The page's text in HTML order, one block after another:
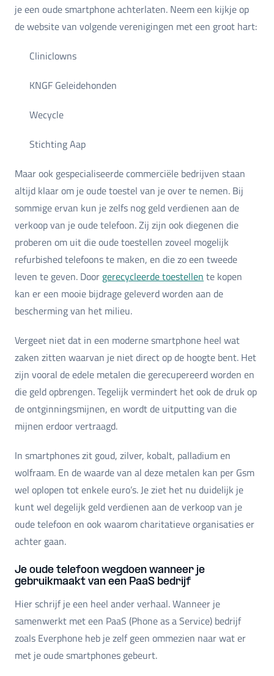
je een oude smartphone achterlaten. Neem een kijkje op
de website van volgende verenigingen met een groot hart:
Cliniclowns
KNGF Geleidehonden
Wecycle
Stichting Aap
Maar ook gespecialiseerde commerciële bedrijven staan
altijd klaar om je oude toestel van je over te nemen. Bij
sommige ervan kun je zelfs nog geld verdienen aan de
verkoop van je oude telefoon. Zij zijn ook diegenen die
proberen om uit die oude toestellen zoveel mogelijk
refurbished telefoons te maken, en die zo een tweede
leven te geven. Door gerecycleerde toestellen te kopen
kan er een mooie bijdrage geleverd worden aan de
bescherming van het milieu.
Vergeet niet dat in een moderne smartphone heel wat
zaken zitten waarvan je niet direct op de hoogte bent. Het
zijn vooral de edele metalen die gerecupereerd worden en
die geld opbrengen. Tegelijk vermindert het ook de druk op
de ontginningsmijnen, en wordt de uitputting van die
mijnen erdoor vertraagd.
In smartphones zit goud, zilver, kobalt, palladium en
wolfraam. En de waarde van al deze metalen kan per Gsm
wel oplopen tot enkele euro’s. Je ziet het nu duidelijk je
kunt wel degelijk geld verdienen aan de verkoop van je
oude telefoon en ook waarom charitatieve organisaties er
achter gaan.
Je oude telefoon wegdoen wanneer je
gebruikmaakt van een PaaS bedrijf
Hier schrijf je een heel ander verhaal. Wanneer je
samenwerkt met een PaaS (Phone as a Service) bedrijf
zoals Everphone heb je zelf geen ommezien naar wat er
met je oude smartphones gebeurt.